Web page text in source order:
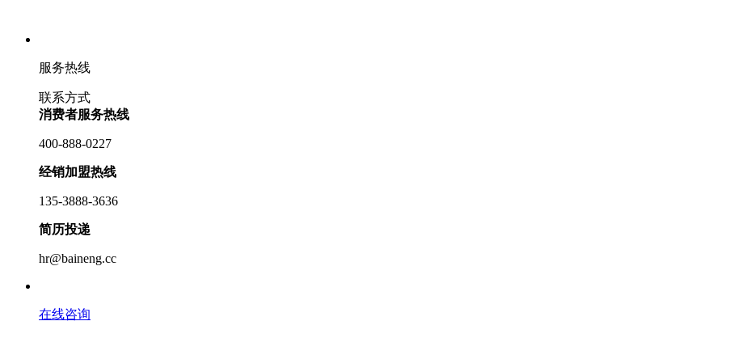
服务热线
联系方式
消费者服务热线
400-888-0227
经销加盟热线
135-3888-3636
简历投递
hr@baineng.cc
在线咨询